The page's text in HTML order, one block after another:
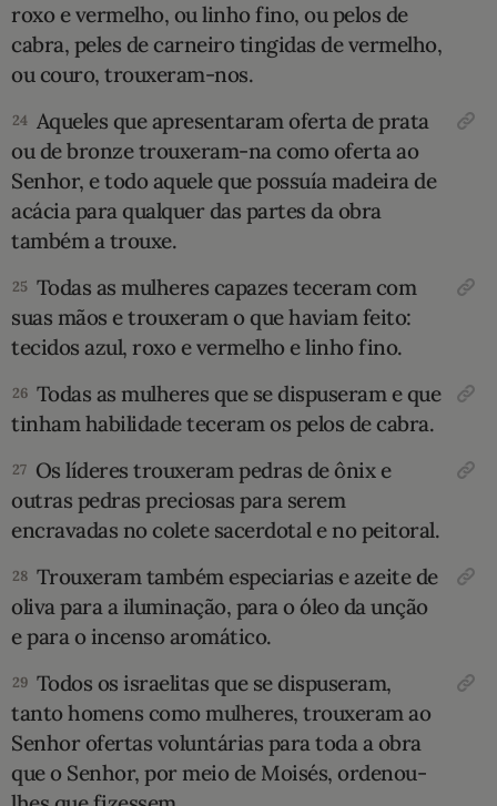
roxo e vermelho, ou linho fino, ou pelos de
cabra, peles de carneiro tingidas de vermelho,
ou couro, trouxeram-nos.
24 Aqueles que apresentaram oferta de prata
ou de bronze trouxeram-na como oferta ao
Senhor, e todo aquele que possuía madeira de
acácia para qualquer das partes da obra
também a trou­xe.
25 Todas as mulheres capazes teceram com
suas mãos e trou­xeram o que haviam feito:
tecidos azul, roxo e vermelho e linho fino.
26 Todas as mulheres que se dispuseram e que
ti­nham habilidade teceram os pelos de cabra.
27 Os líderes trouxeram pedras de ônix e
outras pedras preciosas para serem
en­cravadas no colete sacerdotal e no peitoral.
28 Trou­xeram também especiarias e azeite de
oliva para a iluminação, para o óleo da unção
e para o incenso aromático.
29 Todos os israelitas que se dispuseram,
tanto homens como mulhe­res, trouxeram ao
Senhor ofertas voluntárias para toda a obra
que o Senhor, por meio de Moisés, ordenou-